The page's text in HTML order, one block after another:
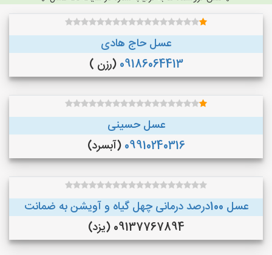
عسل حاج هادی
09186064413 (رزن )
عسل حسینی
09910240316 (آبسرد)
عسل 100درصد درمانی چهل گیاه و آویشن به ضمانت
09137767894 (یزد)